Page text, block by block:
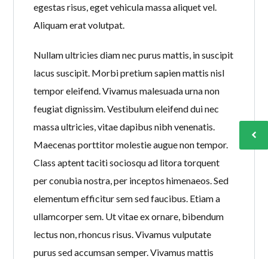
egestas risus, eget vehicula massa aliquet vel.
Aliquam erat volutpat.
Nullam ultricies diam nec purus mattis, in suscipit
lacus suscipit. Morbi pretium sapien mattis nisl
tempor eleifend. Vivamus malesuada urna non
feugiat dignissim. Vestibulum eleifend dui nec
massa ultricies, vitae dapibus nibh venenatis.
Maecenas porttitor molestie augue non tempor.
Class aptent taciti sociosqu ad litora torquent
per conubia nostra, per inceptos himenaeos. Sed
elementum efficitur sem sed faucibus. Etiam a
ullamcorper sem. Ut vitae ex ornare, bibendum
lectus non, rhoncus risus. Vivamus vulputate
purus sed accumsan semper. Vivamus mattis